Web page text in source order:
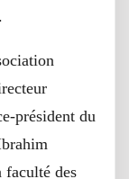
président du
faculté des